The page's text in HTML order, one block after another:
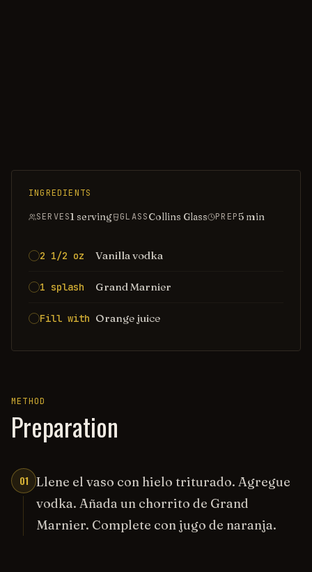
INGREDIENTS
SERVES1 serving GLASSCollins Glass PREP5 min
2 1/2 oz Vanilla vodka
1 splash Grand Marnier
Fill with Orange juice
METHOD
Preparation
01 Llene el vaso con hielo triturado. Agregue
vodka. Añada un chorrito de Grand
Marnier. Complete con jugo de naranja.